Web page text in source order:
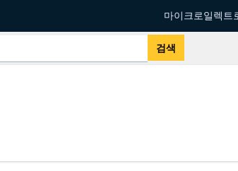
마이크로일렉트